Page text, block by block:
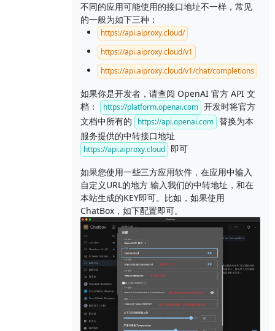
不同的应用可能使用的接口地址不一样，常见
的一般为如下三种：
https://api.aiproxy.cloud/
https://api.aiproxy.cloud/v1
https://api.aiproxy.cloud/v1/chat/completions
如果你是开发者，请查阅 OpenAI 官方 API 文
档： https://platform.openai.com 开发时将官方
文档中所有的 https://api.openai.com 替换为本
服务提供的中转接口地址
https://api.aiproxy.cloud 即可
如果您使用一些三方应用软件，在应用中输入
自定义URL的地方 输入我们的中转地址，和在
本站生成的KEY即可。比如，如果使用
ChatBox，如下配置即可。